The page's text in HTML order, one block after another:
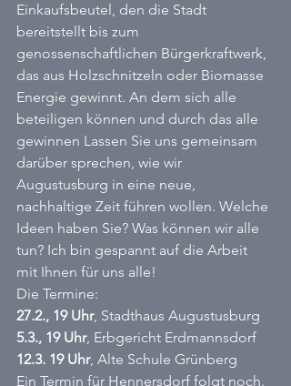
Einkaufsbeutel, den die Stadt
bereitstellt bis zum
genossenschaftlichen Bürgerkraftwerk,
das aus Holzschnitzeln oder Biomasse
Energie gewinnt. An dem sich alle
beteiligen können und durch das alle
gewinnen Lassen Sie uns gemeinsam
darüber sprechen, wie wir
Augustusburg in eine neue,
nachhaltige Zeit führen wollen. Welche
Ideen haben Sie? Was können wir alle
tun? Ich bin gespannt auf die Arbeit
mit Ihnen für uns alle!
Die Termine:
27.2., 19 Uhr, Stadthaus Augustusburg
5.3., 19 Uhr, Erbgericht Erdmannsdorf
12.3. 19 Uhr, Alte Schule Grünberg
Ein Termin für Hennersdorf folgt noch.